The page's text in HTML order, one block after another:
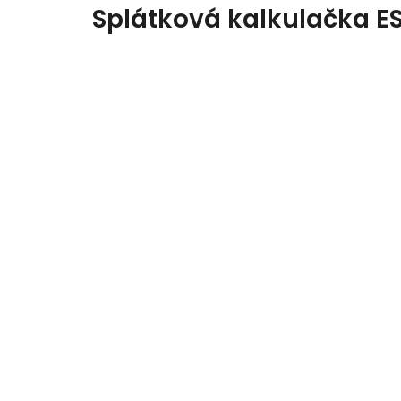
Splátková kalkulačka